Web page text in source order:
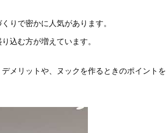
りで密かに人気があります。
込む方が増えています。
メリットや、ヌックを作るときのポイントを